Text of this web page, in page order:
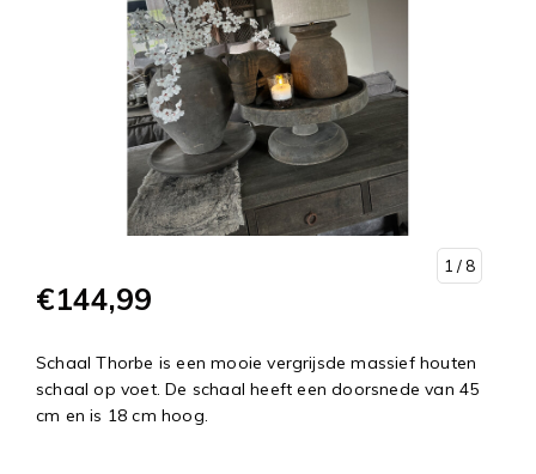
1 / 8
€144,99
Schaal Thorbe is een mooie vergrijsde massief houten
schaal op voet. De schaal heeft een doorsnede van 45
cm en is 18 cm hoog.